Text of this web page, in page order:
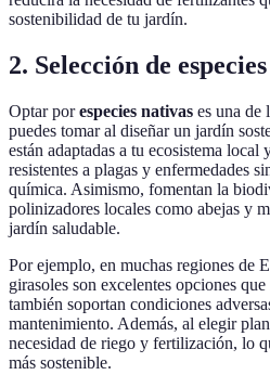
sostenibilidad de tu jardín.
2. Selección de
Optar porespecies nativas es una de
puedes tomar al diseñar un jardín
están adaptadas a tu ecosistema local
resistentes a plagas y enfermedades
química. Asimismo, fomentan la
polinizadores locales como abejas y
jardín saludable.
Por ejemplo, en muchas regiones de
girasoles son excelentes opciones
también soportan condiciones
mantenimiento. Además, al elegir
necesidad de riego y fertilización, lo
más sostenible.